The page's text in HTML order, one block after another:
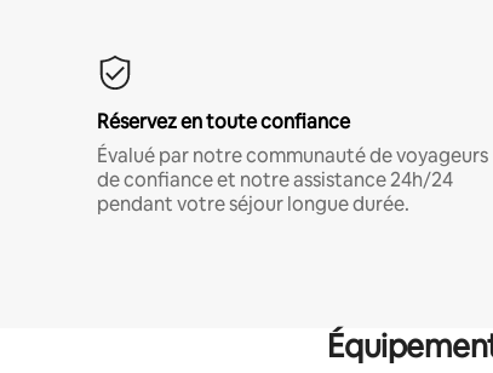
Réservez en toute confiance
Évalué par notre communauté de voyageurs
de confiance et notre assistance 24h/24
pendant votre séjour longue durée.